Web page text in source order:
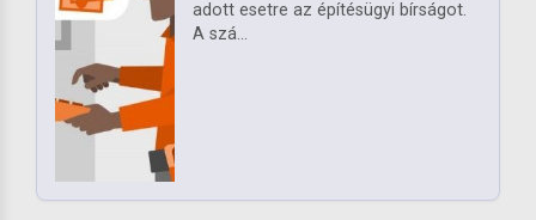
adott esetre az építésügyi bírságot.
A szá...